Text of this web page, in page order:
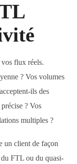
flux réels.
? Vos volumes
ils des
? Vos
multiples ?
un client de façon
du FTL ou du quasi-